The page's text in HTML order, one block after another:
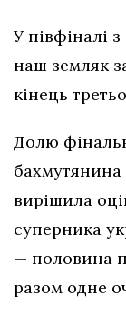
У півфіналі
наш земляк
кінець
Долю
бахмутянина
вирішила
суперника
— половина
разом одне